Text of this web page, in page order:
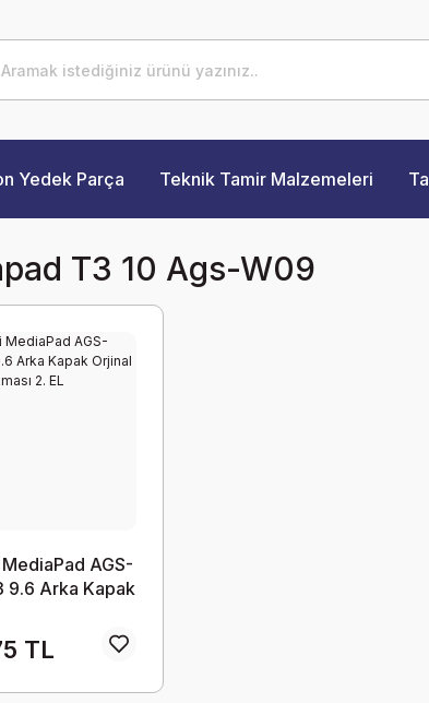
Yedek Parça Teknik Tamir Malzemeleri
T3 10 Ags-W09
AGS-
9.6 Arka Kapak
TL